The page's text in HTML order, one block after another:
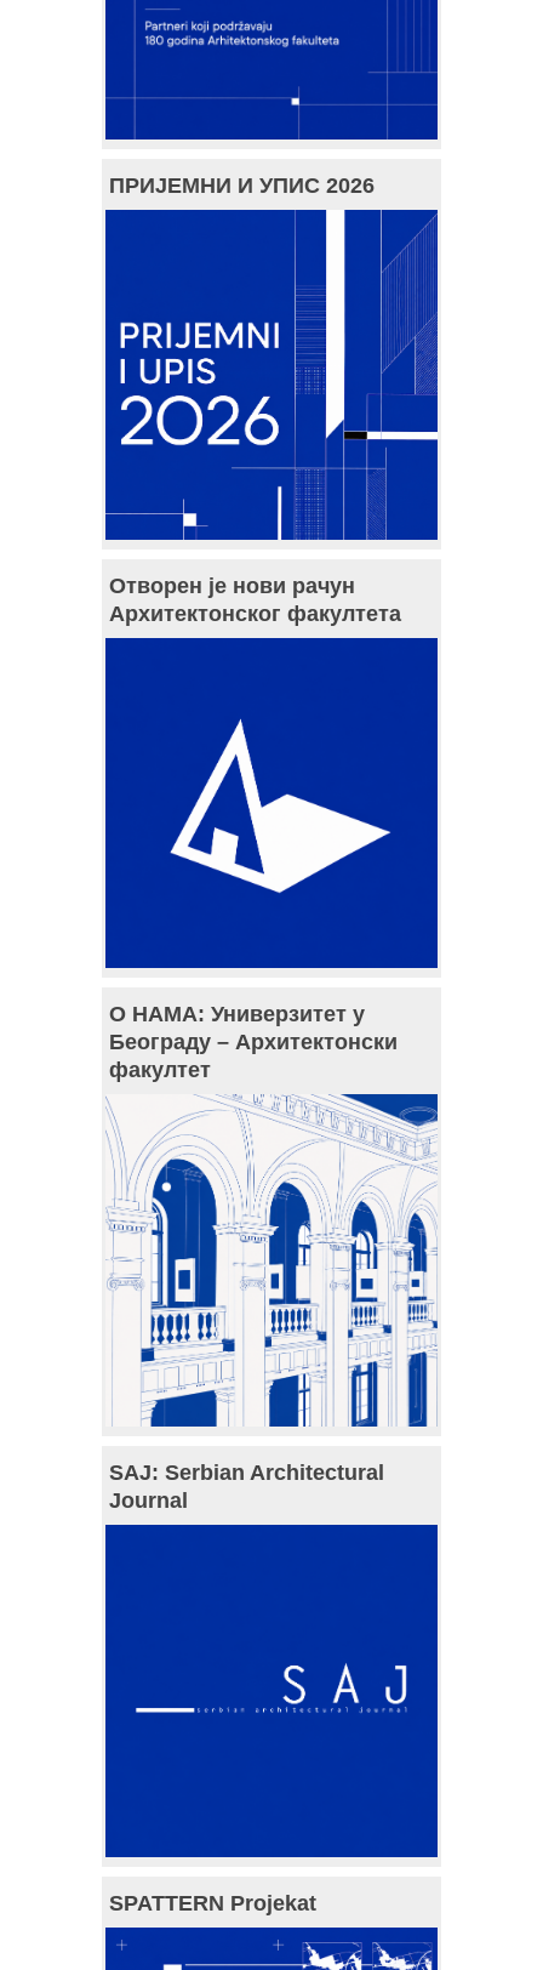
ПРИЈЕМНИ И УПИС 2026
Отворен је нови рачун
Архитектонског факултета
О НАМА: Универзитет у
Београду – Архитектонски
факултет
SAJ: Serbian Architectural
Journal
SPATTERN Projekat